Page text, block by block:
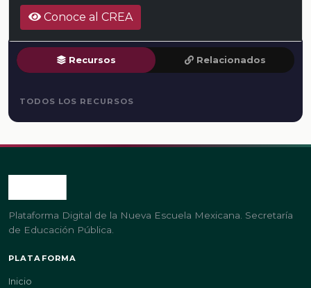
Conoce al CREA
Recursos Relacionados
TODOS LOS RECURSOS
Plataforma Digital de la Nueva Escuela Mexicana. Secretaría
de Educación Pública.
PLATAFORMA
Inicio